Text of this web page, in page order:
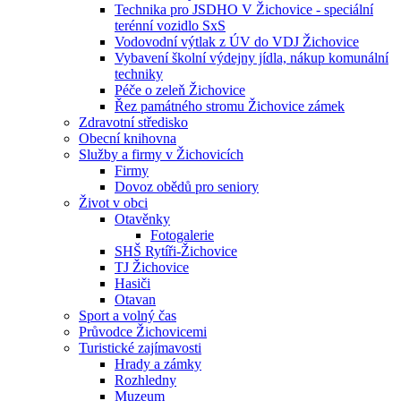
Technika pro JSDHO V Žichovice - speciální
terénní vozidlo SxS
Vodovodní výtlak z ÚV do VDJ Žichovice
Vybavení školní výdejny jídla, nákup komunální
techniky
Péče o zeleň Žichovice
Řez památného stromu Žichovice zámek
Zdravotní středisko
Obecní knihovna
Služby a firmy v Žichovicích
Firmy
Dovoz obědů pro seniory
Život v obci
Otavěnky
Fotogalerie
SHŠ Rytíři-Žichovice
TJ Žichovice
Hasiči
Otavan
Sport a volný čas
Průvodce Žichovicemi
Turistické zajímavosti
Hrady a zámky
Rozhledny
Muzeum